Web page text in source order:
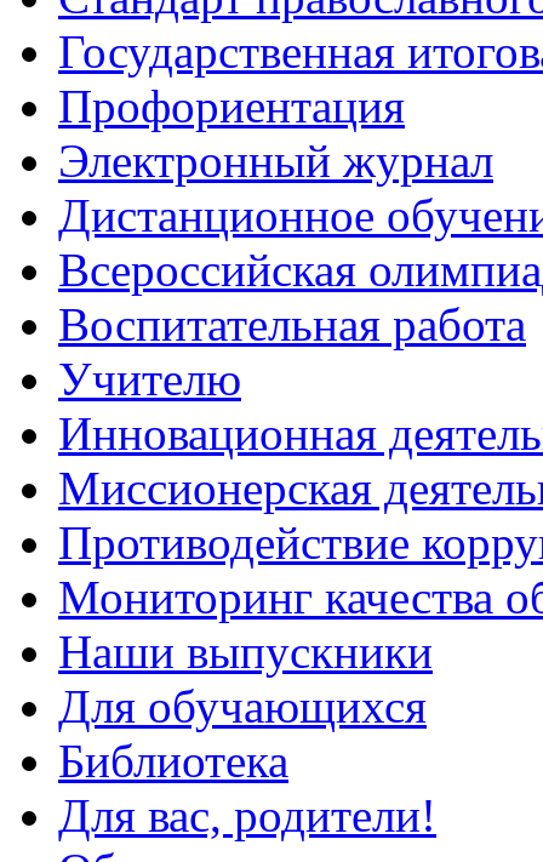
Государственная
Профориентация
Электронный журнал
Дистанционное
Всероcсийская
Воспитательная работа
Учителю
Инновационная
Миссионерская
Противодействие
Мониторинг качества
Наши выпускники
Для обучающихся
Библиотека
Для вас, родители!